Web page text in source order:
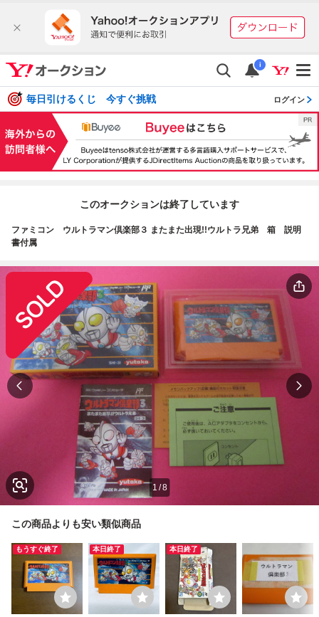
i
毎日引けるくじ 今すぐ挑戦 ログイン
このオークションは終了しています
ファミコン ウルトラマン倶楽部３ またまた出現!!ウルトラ兄弟 箱 説明
書付属
1 /8
この商品よりも安い類似商品
もうすぐ終了 本日終了 本日終了